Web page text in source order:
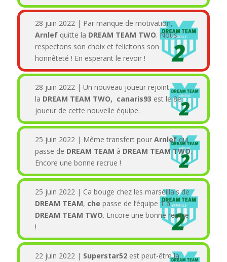
28 juin 2022 | Par manque de motivation,
Arnlef quitte la DREAM TEAM TWO. Nous
respectons son choix et felicitons son
honnêteté ! En esperant le revoir !
28 juin 2022 | Un nouveau joueur rejoint
la DREAM TEAM TWO, canaris93 est le 8e
joueur de cette nouvelle équipe.
25 juin 2022 | Même transfert pour Arnlefqui
passe de DREAM TEAM à DREAM TEAM TWO.
Encore une bonne recrue !
25 juin 2022 | Ca bouge chez les marseillais de
DREAM TEAM, che passe de l’équipe 1 à
DREAM TEAM TWO. Encore une bonne recrue
!
22 juin 2022 | Superstar52 est peut-être la